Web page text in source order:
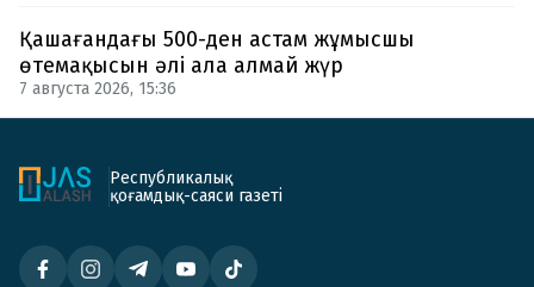
Қашағандағы 500-ден астам жұмысшы
өтемақысын әлі ала алмай жүр
7 августа 2026, 15:36
Республикалық
қоғамдық-саяси газеті